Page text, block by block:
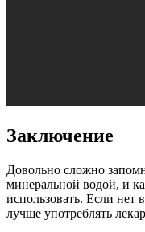
Заключение
Довольно сложно
минеральной водой, и
использовать. Если нет
лучше употреблять